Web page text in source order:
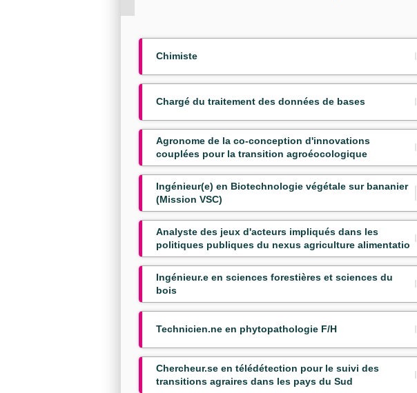
Chimiste
Chargé du traitement des données de bases
Agronome de la co-conception d'innovations
couplées pour la transition agroéocologique
Ingénieur(e) en Biotechnologie végétale sur bananier
(Mission VSC)
Analyste des jeux d'acteurs impliqués dans les
politiques publiques du nexus agriculture alimentatio
Ingénieur.e en sciences forestières et sciences du
bois
Technicien.ne en phytopathologie F/H
Chercheur.se en télédétection pour le suivi des
transitions agraires dans les pays du Sud